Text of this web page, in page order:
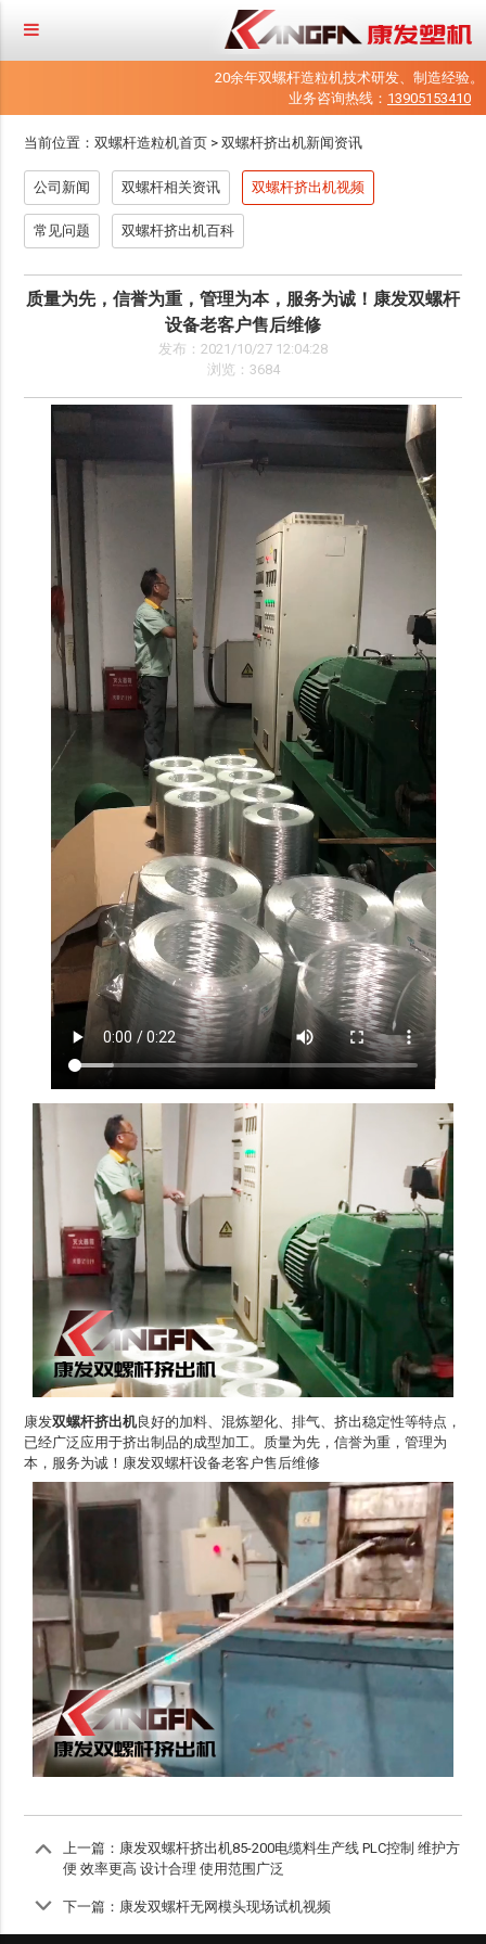
20余年双螺杆造粒机技术研发、制造经验。
业务咨询热线： 13905153410
当前位置：双螺杆造粒机首页 >双螺杆挤出机新闻资讯
公司新闻 双螺杆相关资讯 双螺杆挤出机视频
常见问题 双螺杆挤出机百科
质量为先，信誉为重，管理为本，服务为诚！康发双螺杆
设备老客户售后维修
发布：2021/10/27 12:04:28
浏览：3684
康发双螺杆挤出机良好的加料、混炼塑化、排气、挤出稳定性等特点，
已经广泛应用于挤出制品的成型加工。质量为先，信誉为重，管理为
本，服务为诚！康发双螺杆设备老客户售后维修
上一篇： 康发双螺杆挤出机85-200电缆料生产线 PLC控制 维护方
便 效率更高 设计合理 使用范围广泛
下一篇： 康发双螺杆无网模头现场试机视频